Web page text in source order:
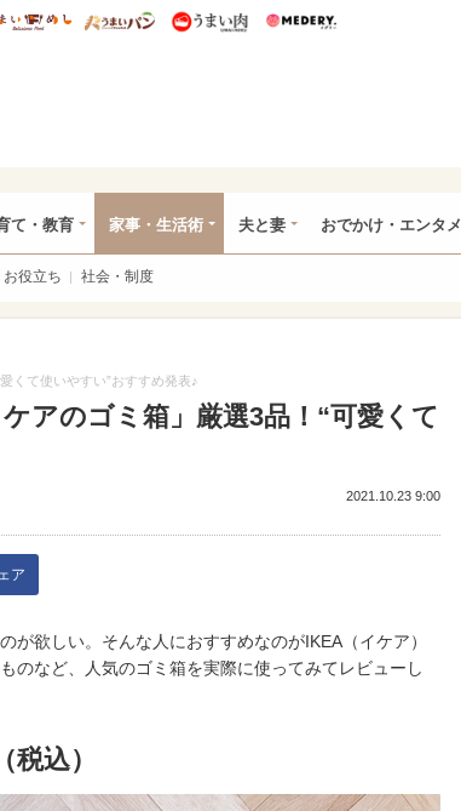
ディズニー特集
うまいめし うまいパン うまい肉
て・教育 家事・生活術 夫と妻 おでかけ・エンタメ
お役立ち 社会・制度
くて使いやすい”おすすめ発表♪
アのゴミ箱」厳選3品！“可愛くて
2021.10.23 9:00
ア
が欲しい。そんな人におすすめなのがIKEA（イケア）
のなど、人気のゴミ箱を実際に使ってみてレビューし
税込）